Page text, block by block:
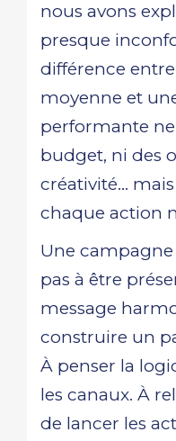
nous avons
presque
différence
moyenne et
performante
budget, ni des
créativité…
chaque action
Une
pas à être
message
construire un
À penser la
les canaux. À
de lancer les